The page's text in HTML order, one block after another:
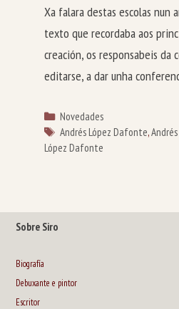
Xa falara destas escolas nun
texto que recordaba aos
creación, os responsabeis
editarse, a dar unha
Categorías
Novedades
Etiquetas
Andrés López Dafonte,
López Dafonte
Sobre Siro
Biografía
Debuxante e pintor
Escritor